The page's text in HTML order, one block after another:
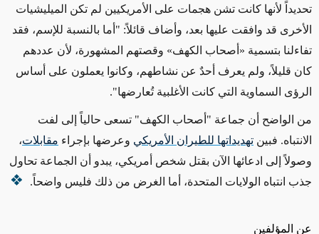
عن المؤلفين
تحديداً لأنها كانت تشن هجمات على الأمريكيين لم تكن الميليشيات
الأخرى قد وافقت عليها بعد، وأضاف قائلاً: " أما بالنسبة للإسم، فقد
تفاءلنا بتسمية « أصحاب الكهف» وقصتهم المشهورة، لأن عددهم
كان قليلاً، ولم يعرف أحدٌ عن نشاطهم، وكانوا يعملون على أساس
الرؤى السماوية التي كانت الأغلبية تُعارضها".
من الواضح أن جماعة "أصحاب الكهف" تسعى حالياً إلى لفت
الانتباه. فبين تهديداتها للطيران الأمريكي وعرضها بإجراء مقابلات،
وصولاً إلى ادعائها الآن بقتل شخص أمريكي، يبدو أن الجماعة تحاول
جذب انتباه الولايات المتحدة، أما الغرض من ذلك فليس واضحاً.